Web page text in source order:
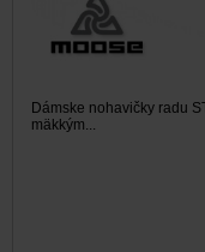
Dámske nohavičky radu
mäkkým...